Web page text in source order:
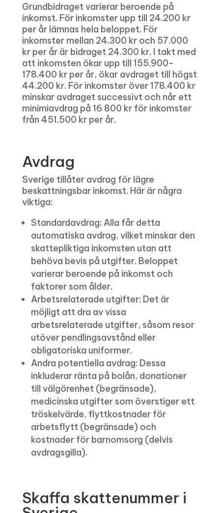
Grundbidraget varierar beroende på
inkomst. För inkomster upp till 24.200 kr
per år lämnas hela beloppet. För
inkomster mellan 24.300 kr och 57.000
kr per år är bidraget 24.300 kr. I takt med
att inkomsten ökar upp till 155.900-
178.400 kr per år, ökar avdraget till högst
44.200 kr. För inkomster över 178.400 kr
minskar avdraget successivt och når ett
minimiavdrag på 16 800 kr för inkomster
från 451.500 kr per år.
Avdrag
Sverige tillåter avdrag för lägre
beskattningsbar inkomst. Här är några
viktiga:
Standardavdrag: Alla får detta
automatiska avdrag, vilket minskar den
skattepliktiga inkomsten utan att
behöva bevis på utgifter. Beloppet
varierar beroende på inkomst och
faktorer som ålder.
Arbetsrelaterade utgifter: Det är
möjligt att dra av vissa
arbetsrelaterade utgifter, såsom resor
utöver pendlingsavstånd eller
obligatoriska uniformer.
Andra potentiella avdrag: Dessa
inkluderar ränta på bolån, donationer
till välgörenhet (begränsade),
medicinska utgifter som överstiger ett
tröskelvärde, flyttkostnader för
arbetsflytt (begränsade) och
kostnader för barnomsorg (delvis
avdragsgilla).
Skaffa skattenummer i